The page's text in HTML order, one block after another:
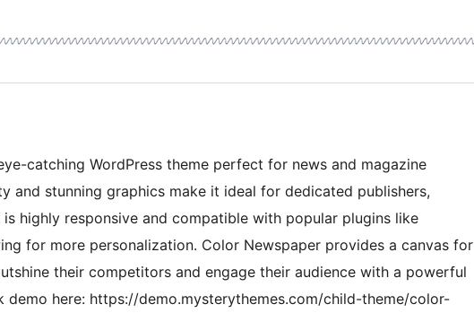
catching WordPress theme perfect for news and magazine
and stunning graphics make it ideal for dedicated publishers,
highly responsive and compatible with popular plugins like
for more personalization. Color Newspaper provides a canvas for
their competitors and engage their audience with a powerful
demo here: https://demo.mysterythemes.com/child-theme/color-